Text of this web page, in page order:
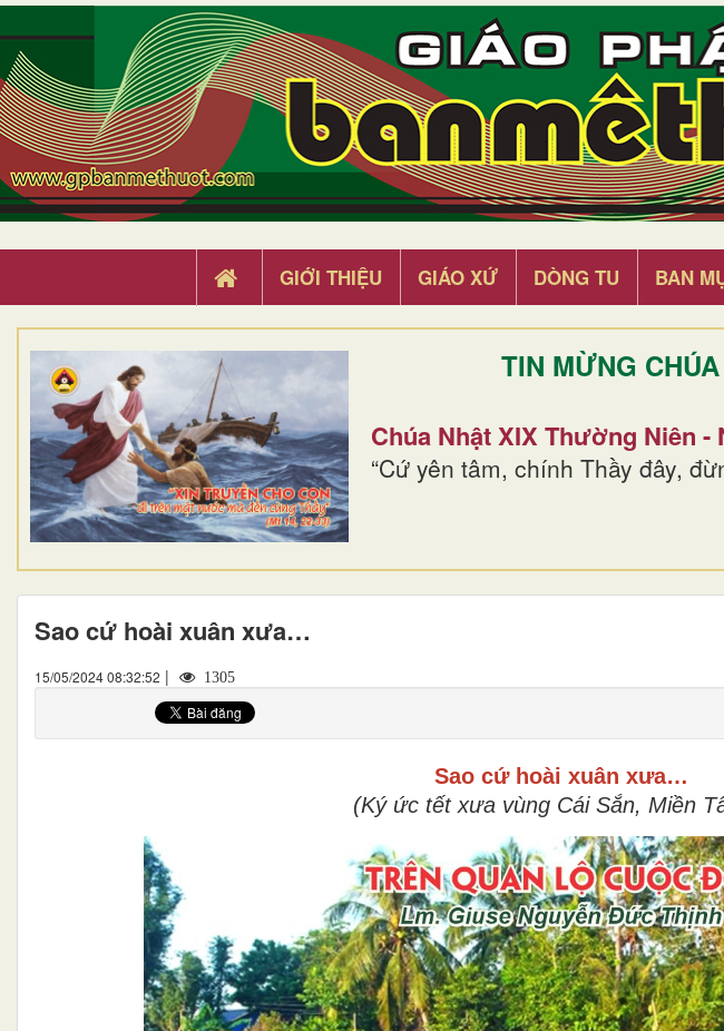
GIỚI THIỆU GIÁO XỨ DÒNG TU BAN
TIN MỪNG
Chúa Nhật XIX Thường Niên -
“Cứ yên tâm, chính Thầy đây,
Sao cứ hoài xuân xưa…
15/05/2024 08:32:52 | 1305
Sao cứ hoài xuân xưa…
(Ký ức tết xưa vùng Cái Sắn, Miền